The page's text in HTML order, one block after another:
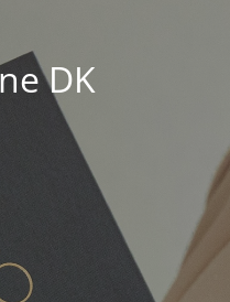
DK